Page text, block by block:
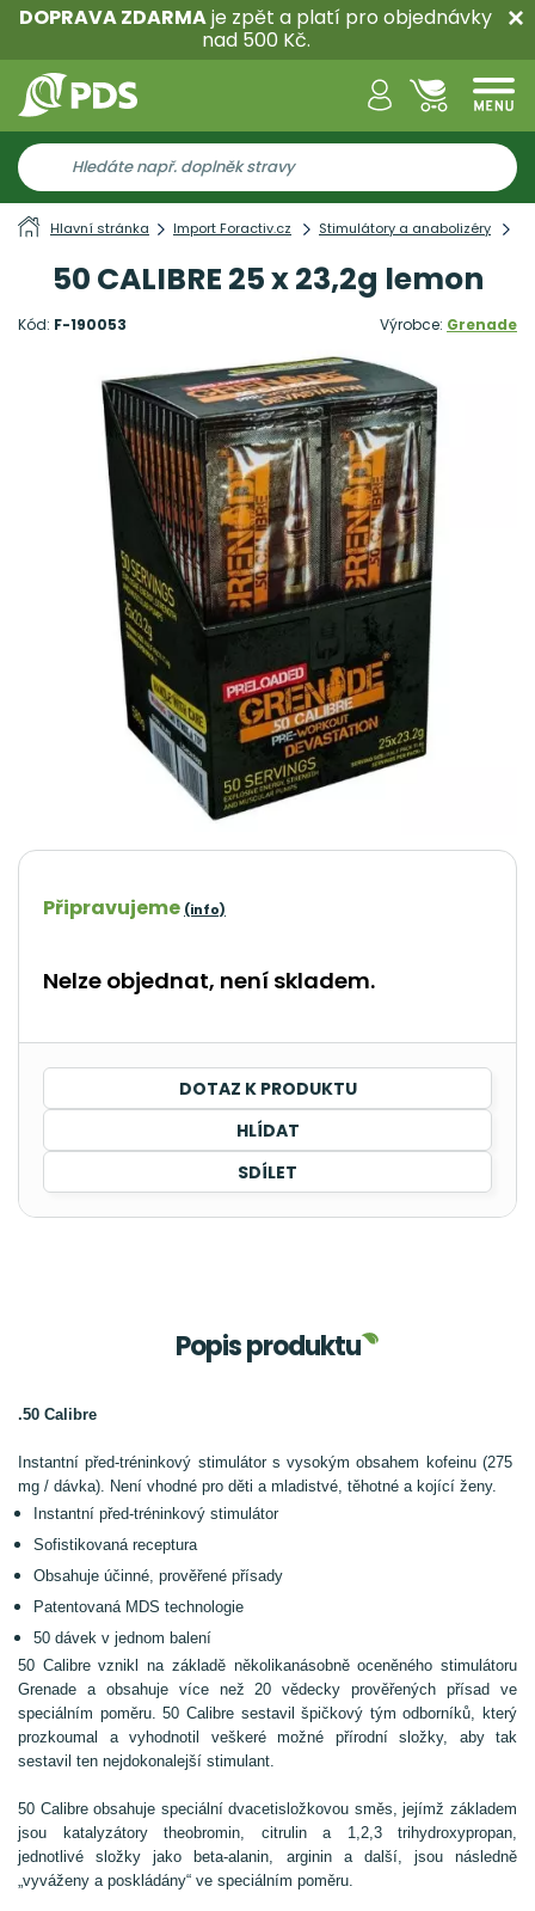
DOPRAVA ZDARMAje zpět a platí pro objednávky
nad 500 Kč.
Hlavní stránka Import Foractiv.cz Stimulátory a anabolizéry
50 CALIBRE 25 x 23,2g lemon
Kód: F-190053 Výrobce: Grenade
Připravujeme (info)
Nelze objednat, není skladem.
DOTAZ K PRODUKTU
HLÍDAT
SDÍLET
Popis produktu
.50 Calibre
Instantní před-tréninkový stimulátor s vysokým obsahem kofeinu (275
mg / dávka). Není vhodné pro děti a mladistvé, těhotné a kojící ženy.
Instantní před-tréninkový stimulátor
Sofistikovaná receptura
Obsahuje účinné, prověřené přísady
Patentovaná MDS technologie
50 dávek v jednom balení
50 Calibre vznikl na základě několikanásobně oceněného stimulátoru
Grenade a obsahuje více než 20 vědecky prověřených přísad ve
speciálním poměru. 50 Calibre sestavil špičkový tým odborníků, který
prozkoumal a vyhodnotil veškeré možné přírodní složky, aby tak
sestavil ten nejdokonalejší stimulant.
50 Calibre obsahuje speciální dvacetisložkovou směs, jejímž základem
jsou katalyzátory theobromin, citrulin a 1,2,3 trihydroxypropan,
jednotlivé složky jako beta-alanin, arginin a další, jsou následně
„vyváženy a poskládány“ ve speciálním poměru.